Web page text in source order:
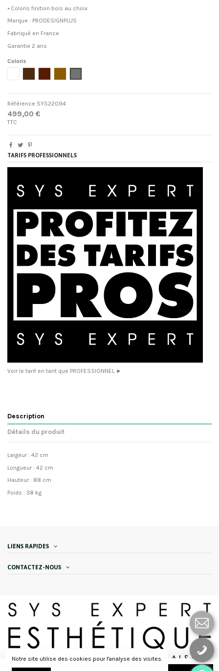
• Coloris finition bois au choix
Marque : PRODESIGNPLUS
Fabriqué en France
Garantie 2 ans
Coloris
Référence SYS22094
499,00 €
TTC
TARIFS PROFESSIONNELS
Voir le tarif en tant que PROFESSIONNEL ►
Description
Détails du produit
Largeur : 42 cm
Longueur : 42 cm
Hauteur : 88 cm
Poids : 38 kg
LIENS RAPIDES
CONTACTEZ-NOUS
Notre site utilise des cookies pour l'analyse des visites.